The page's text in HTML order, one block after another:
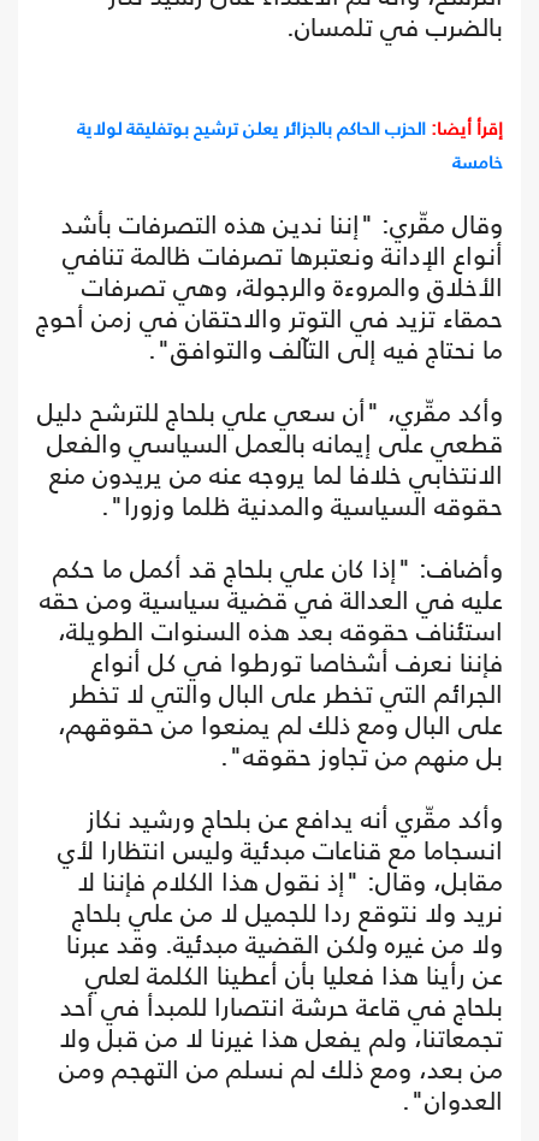
بالضرب في تلمسان.
إقرأ أيضا: الحزب الحاكم بالجزائر يعلن ترشيح بوتفليقة لولاية
خامسة
وقال مقّري: "إننا ندين هذه التصرفات بأشد
أنواع الإدانة ونعتبرها تصرفات ظالمة تنافي
الأخلاق والمروءة والرجولة، وهي تصرفات
حمقاء تزيد في التوتر والاحتقان في زمن أحوج
ما نحتاج فيه إلى التآلف والتوافق".
وأكد مقّري، "أن سعي علي بلحاج للترشح دليل
قطعي على إيمانه بالعمل السياسي والفعل
الانتخابي خلافا لما يروجه عنه من يريدون منع
حقوقه السياسية والمدنية ظلما وزورا".
وأضاف: "إذا كان علي بلحاج قد أكمل ما حكم
عليه في العدالة في قضية سياسية ومن حقه
استئناف حقوقه بعد هذه السنوات الطويلة،
فإننا نعرف أشخاصا تورطوا في كل أنواع
الجرائم التي تخطر على البال والتي لا تخطر
على البال ومع ذلك لم يمنعوا من حقوقهم،
بل منهم من تجاوز حقوقه".
وأكد مقّري أنه يدافع عن بلحاج ورشيد نكاز
انسجاما مع قناعات مبدئية وليس انتظارا لأي
مقابل، وقال: "إذ نقول هذا الكلام فإننا لا
نريد ولا نتوقع ردا للجميل لا من علي بلحاج
ولا من غيره ولكن القضية مبدئية. وقد عبرنا
عن رأينا هذا فعليا بأن أعطينا الكلمة لعلي
بلحاج في قاعة حرشة انتصارا للمبدأ في أحد
تجمعاتنا، ولم يفعل هذا غيرنا لا من قبل ولا
من بعد، ومع ذلك لم نسلم من التهجم ومن
العدوان".